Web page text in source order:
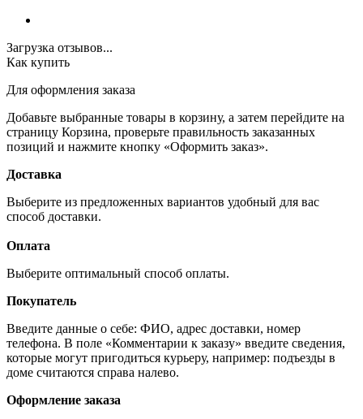
Загрузка отзывов...
Как купить
Для оформления заказа
Добавьте выбранные товары в корзину, а затем перейдите на
страницу Корзина, проверьте правильность заказанных
позиций и нажмите кнопку «Оформить заказ».
Доставка
Выберите из предложенных вариантов удобный для вас
способ доставки.
Оплата
Выберите оптимальный способ оплаты.
Покупатель
Введите данные о себе: ФИО, адрес доставки, номер
телефона. В поле «Комментарии к заказу» введите сведения,
которые могут пригодиться курьеру, например: подъезды в
доме считаются справа налево.
Оформление заказа